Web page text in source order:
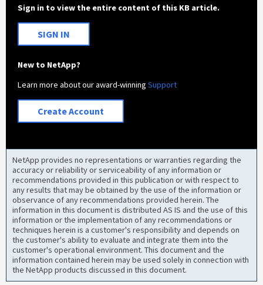
Sign in to view the entire content of this KB article.
SIGN IN
New to NetApp?
Learn more about our award-winningSupport
Create Account
NetApp provides no representations or warranties regarding the
accuracy or reliability or serviceability of any information or
recommendations provided in this publication or with respect to
any results that may be obtained by the use of the information or
observance of any recommendations provided herein. The
information in this document is distributed AS IS and the use of this
information or the implementation of any recommendations or
techniques herein is a customer's responsibility and depends on
the customer's ability to evaluate and integrate them into the
customer's operational environment. This document and the
information contained herein may be used solely in connection with
the NetApp products discussed in this document.